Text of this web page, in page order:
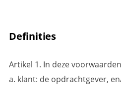
Definities
Artikel 1. In deze
a. klant: de opdrachtgever,